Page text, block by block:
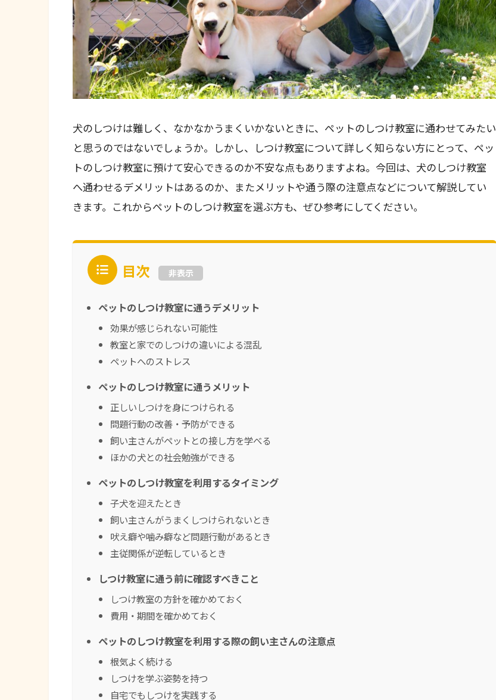
犬のしつけは難しく、なかなかうまくいかないときに、ペットのしつけ教室に通わせてみたい
と思うのではないでしょうか。しかし、しつけ教室について詳しく知らない方にとって、ペッ
トのしつけ教室に預けて安心できるのか不安な点もありますよね。今回は、犬のしつけ教室
へ通わせるデメリットはあるのか、またメリットや通う際の注意点などについて解説してい
きます。これからペットのしつけ教室を選ぶ方も、ぜひ参考にしてください。
目次 非表示
ペットのしつけ教室に通うデメリット
効果が感じられない可能性
教室と家でのしつけの違いによる混乱
ペットへのストレス
ペットのしつけ教室に通うメリット
正しいしつけを身につけられる
問題行動の改善・予防ができる
飼い主さんがペットとの接し方を学べる
ほかの犬との社会勉強ができる
ペットのしつけ教室を利用するタイミング
子犬を迎えたとき
飼い主さんがうまくしつけられないとき
吠え癖や噛み癖など問題行動があるとき
主従関係が逆転しているとき
しつけ教室に通う前に確認すべきこと
しつけ教室の方針を確かめておく
費用・期間を確かめておく
ペットのしつけ教室を利用する際の飼い主さんの注意点
根気よく続ける
しつけを学ぶ姿勢を持つ
自宅でもしつけを実践する